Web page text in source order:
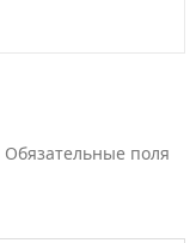
Обязательные поля